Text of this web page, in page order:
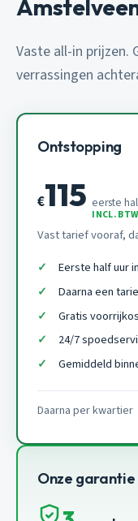
Vaste all-in prijzen.
verrassingen
Ontstopping
€115 eerste
INCL. BTW
Vast tarief vooraf,
Eerste half uur
Daarna een
Gratis
24/7
Gemiddeld
Daarna per kwartier
Onze garantie